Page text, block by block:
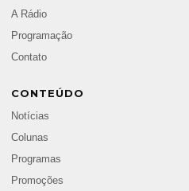
A Rádio
Programação
Contato
CONTEÚDO
Notícias
Colunas
Programas
Promoções